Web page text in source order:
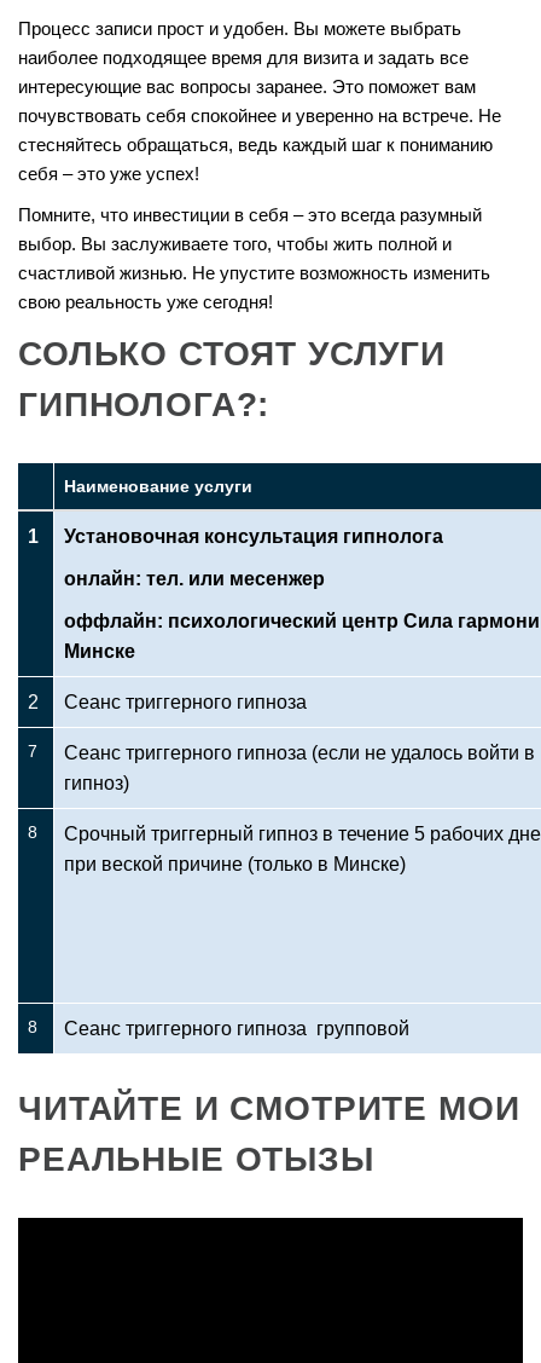
Процесс записи прост и удобен. Вы можете выбрать
наиболее подходящее время для визита и задать все
интересующие вас вопросы заранее. Это поможет вам
почувствовать себя спокойнее и уверенно на встрече. Не
стесняйтесь обращаться, ведь каждый шаг к пониманию
себя – это уже успех!
Помните, что инвестиции в себя – это всегда разумный
выбор. Вы заслуживаете того, чтобы жить полной и
счастливой жизнью. Не упустите возможность изменить
свою реальность уже сегодня!
СОЛЬКО СТОЯТ УСЛУГИ
ГИПНОЛОГА?:
Наименование услуги
1 Установочная консультация гипнолога
онлайн: тел. или месенжер
оффлайн: психологический центр Сила
Минске
2 Сеанс триггерного гипноза
7
Сеанс триггерного гипноза (если не удалось войти в
гипноз)
8
Срочный триггерный гипноз в течение 5 рабочих
при веской причине (только в Минске)
8 Сеанс триггерного гипноза групповой
ЧИТАЙТЕ И СМОТРИТЕ МОИ
РЕАЛЬНЫЕ ОТЫЗЫ